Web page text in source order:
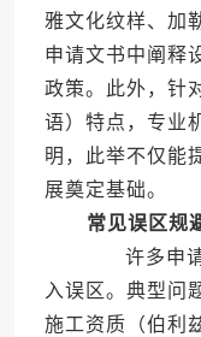
雅文化纹样、加
申请文书中阐释
政策。此外，针
语）特点，专业
明，此举不仅能
展奠定基础。
常见误区规
许多申请
入误区。典型问
施工资质（伯利